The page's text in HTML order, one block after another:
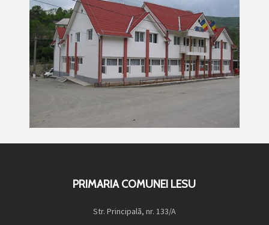
PRIMARIA COMUNEI LESU
Str. Principalã, nr. 133/A